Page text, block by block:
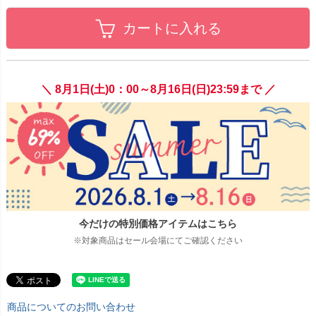
カートに入れる
＼ 8月1日(土)0：00～8月16日(日)23:59まで ／
今だけの特別価格アイテムはこちら
※対象商品はセール会場にてご確認ください
商品についてのお問い合わせ